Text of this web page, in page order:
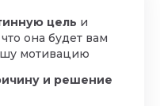
цель и
она будет вам
мотивацию
и решение